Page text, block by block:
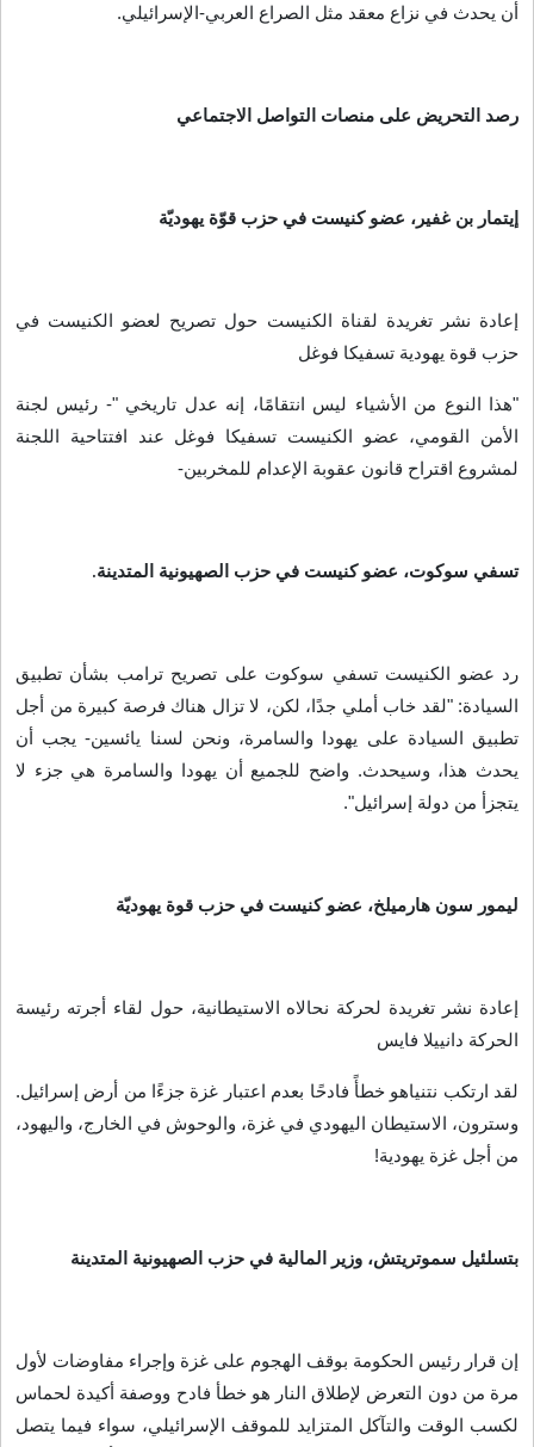
أن يحدث في نزاع معقد مثل الصراع العربي-الإسرائيلي.
رصد التحريض على منصات التواصل الاجتماعي
إيتمار بن غفير، عضو كنيست في حزب قوّة يهوديّة
إعادة نشر تغريدة لقناة الكنيست حول تصريح لعضو الكنيست في
حزب قوة يهودية تسفيكا فوغل
"هذا النوع من الأشياء ليس انتقامًا، إنه عدل تاريخي "- رئيس لجنة
الأمن القومي، عضو الكنيست تسفيكا فوغل عند افتتاحية اللجنة
لمشروع اقتراح قانون عقوبة الإعدام للمخربين-
تسفي سوكوت، عضو كنيست في حزب الصهيونية المتدينة.
رد عضو الكنيست تسفي سوكوت على تصريح ترامب بشأن تطبيق
السيادة: "لقد خاب أملي جدًا، لكن، لا تزال هناك فرصة كبيرة من أجل
تطبيق السيادة على يهودا والسامرة، ونحن لسنا يائسين- يجب أن
يحدث هذا، وسيحدث. واضح للجميع أن يهودا والسامرة هي جزء لا
يتجزأ من دولة إسرائيل".
ليمور سون هارميلخ، عضو كنيست في حزب قوة يهوديّة
إعادة نشر تغريدة لحركة نحالاه الاستيطانية، حول لقاء أجرته رئيسة
الحركة دانييلا فايس
لقد ارتكب نتنياهو خطأً فادحًا بعدم اعتبار غزة جزءًا من أرض إسرائيل.
وسترون، الاستيطان اليهودي في غزة، والوحوش في الخارج، واليهود،
من أجل غزة يهودية!
بتسلئيل سموتريتش، وزير المالية في حزب الصهيونية المتدينة
إن قرار رئيس الحكومة بوقف الهجوم على غزة وإجراء مفاوضات لأول
مرة من دون التعرض لإطلاق النار هو خطأ فادح ووصفة أكيدة لحماس
لكسب الوقت والتآكل المتزايد للموقف الإسرائيلي، سواء فيما يتصل